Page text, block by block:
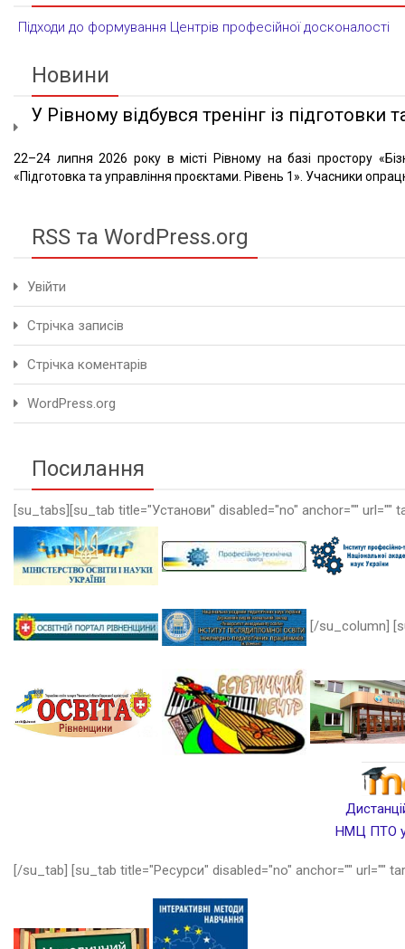
Підходи до формування Центрів професійної досконалості
Новини
У Рівному відбувся тренінг із підготовки
22–24 липня 2026 року в місті Рівному на базі простору
«Підготовка та управління проєктами. Рівень 1». Учасники
RSS та WordPress.org
Увійти
Стрічка записів
Стрічка коментарів
WordPress.org
Посилання
[su_tabs][su_tab title="Установи" disabled="no" anchor=""
[/su_column]
НМЦ ПТО у
[/su_tab] [su_tab title="Ресурси" disabled="no" anchor="" url=""